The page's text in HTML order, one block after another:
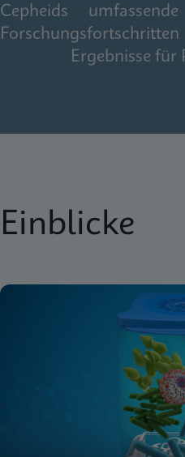
Cepheids
Ergebnisse
Einblicke